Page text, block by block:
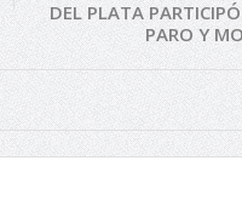
DEL PLATA
PARO Y